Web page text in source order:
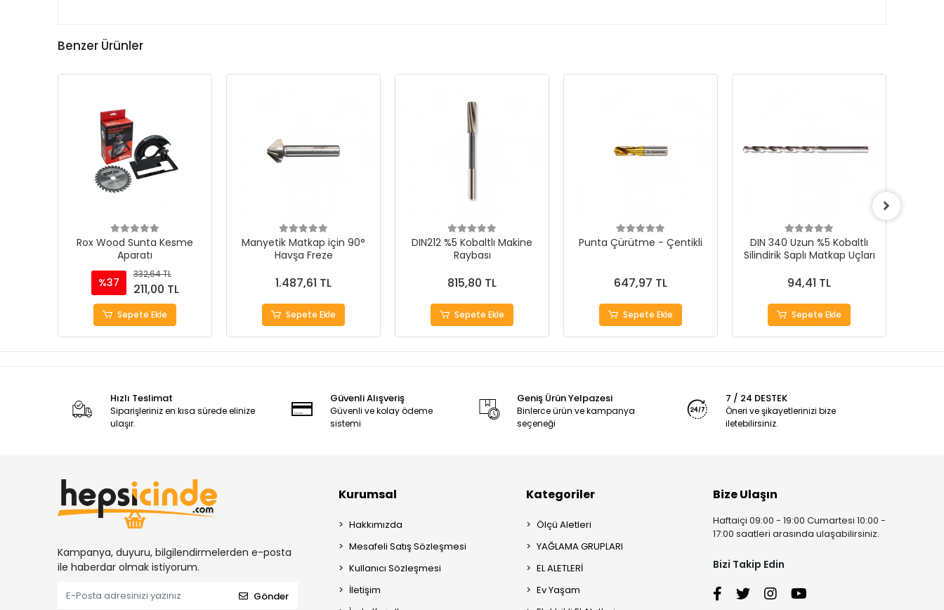
Benzer Ürünler
Rox Wood Sunta Kesme
Aparatı
%37
332,64 TL
211,00 TL
Sepete Ekle
Manyetik Matkap için 90°
Havşa Freze
1.487,61 TL
Sepete Ekle
DIN212 %5 Kobaltlı Makine
Raybası
815,80 TL
Sepete Ekle
Punta Çürütme - Çentikli
647,97 TL
Sepete Ekle
DIN 340 Uzun %5 Kobaltlı
Silindirik Saplı Matkap Uçları
94,41 TL
Sepete Ekle
Hızlı Teslimat
Siparişleriniz en kısa sürede elinize
ulaşır.
Güvenli Alışveriş
Güvenli ve kolay ödeme
sistemi
Geniş Ürün Yelpazesi
Binlerce ürün ve kampanya
seçeneği
7 / 24 DESTEK
Öneri ve şikayetlerinizi bize
iletebilirsiniz.
Kampanya, duyuru, bilgilendirmelerden e-posta
ile haberdar olmak istiyorum.
Gönder
Kurumsal
Hakkımızda
Mesafeli Satış Sözleşmesi
Kullanıcı Sözleşmesi
İletişim
Kategoriler
Ölçü Aletleri
YAĞLAMA GRUPLARI
EL ALETLERİ
Ev Yaşam
Bize Ulaşın
Haftaiçi 09:00 - 19:00 Cumartesi 10:00 -
17:00 saatleri arasında ulaşabilirsiniz.
Bizi Takip Edin